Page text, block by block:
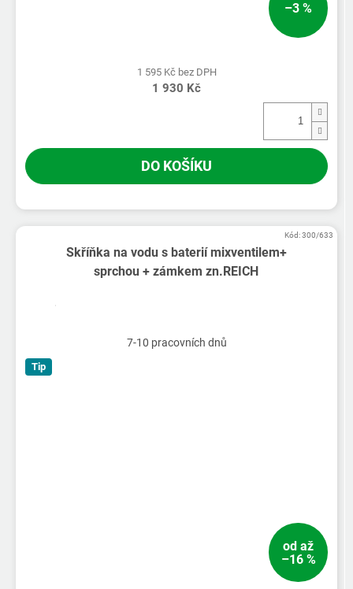
–3 %
1 595 Kč bez DPH
1 930 Kč
DO KOŠÍKU
Skříňka na vodu s baterií mixventilem+
sprchou + zámkem zn.REICH
7-10 pracovních dnů
Tip
od až
–16 %
Kód:300/633